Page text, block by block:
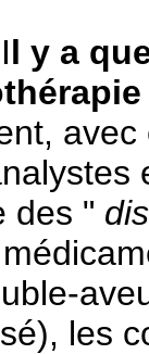
l y a
des "
les